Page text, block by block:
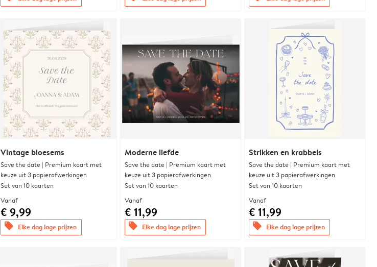
Vintage bloesems
Save the date | Premium kaart met
keuze uit 3 papierafwerkingen
Set van 10 kaarten
Vanaf
€ 9,99
offers Elke dag lage prijzen
Moderne liefde
Save the date | Premium kaart met
keuze uit 3 papierafwerkingen
Set van 10 kaarten
Vanaf
€ 11,99
offers Elke dag lage prijzen
Strikken en krabbels
Save the date | Premium kaart met
keuze uit 3 papierafwerkingen
Set van 10 kaarten
Vanaf
€ 11,99
offers Elke dag lage prijzen